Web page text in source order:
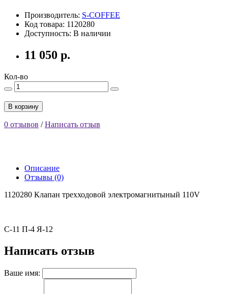
Производитель: S-COFFEE
Код товара: 1120280
Доступность: В наличии
11 050 р.
Кол-во
В корзину
0 отзывов /Написать отзыв
Описание
Отзывы (0)
1120280 Клапан трехходовой электромагнитыный 110V
С-11 П-4 Я-12
Написать отзыв
Ваше имя: